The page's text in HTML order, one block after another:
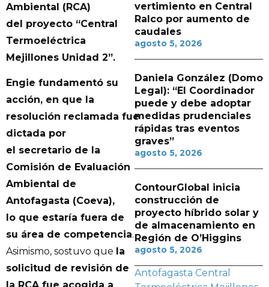
Ambiental (RCA)
del proyecto “Central
Termoeléctrica
Mejillones Unidad 2”.
Engie fundamentó su
acción, en que la
resolución reclamada fue
dictada por
el secretario de la
Comisión de Evaluación
Ambiental de
Antofagasta (Coeva),
lo que estaría fuera de
su área de competencia.
Asimismo, sostuvo que la
solicitud de revisión de
vertimiento en Central
Ralco por aumento de
caudales
agosto 5, 2026
Daniela González (Domo
Legal): “El Coordinador
puede y debe adoptar
medidas prudenciales
rápidas tras eventos
graves”
agosto 5, 2026
ContourGlobal inicia
construcción de
proyecto híbrido solar y
de almacenamiento en
Región de O’Higgins
agosto 5, 2026
Antofagasta Central